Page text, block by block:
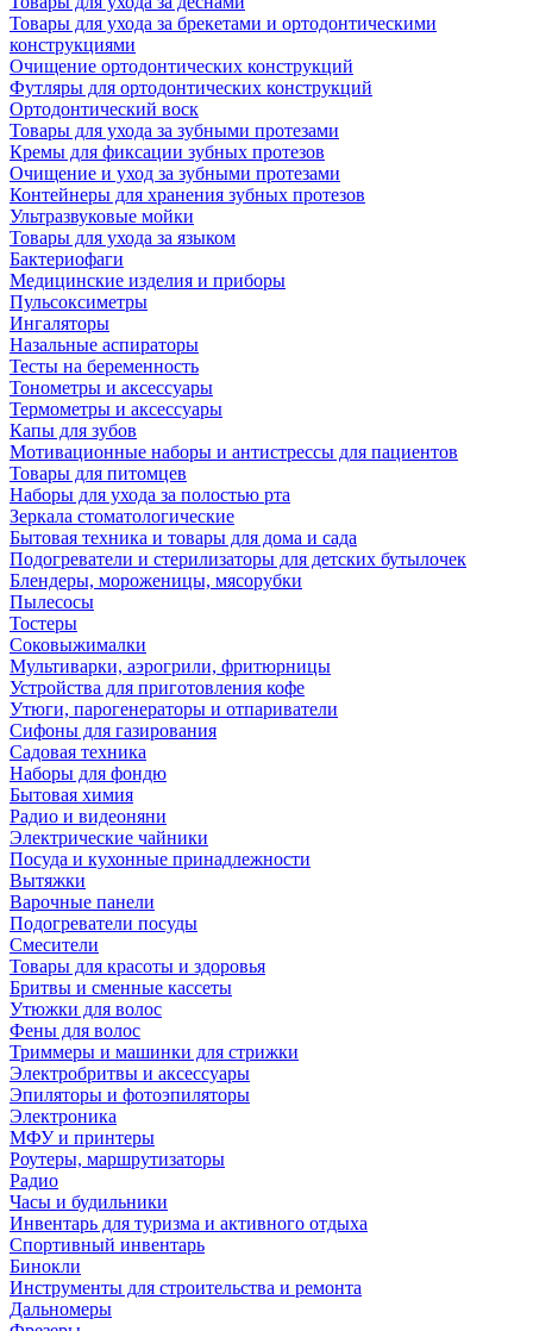
Товары для ухода за брекетами и ортодонтическими
конструкциями
Очищение ортодонтических конструкций
Футляры для ортодонтических конструкций
Ортодонтический воск
Товары для ухода за зубными протезами
Кремы для фиксации зубных протезов
Очищение и уход за зубными протезами
Контейнеры для хранения зубных протезов
Ультразвуковые мойки
Товары для ухода за языком
Бактериофаги
Медицинские изделия и приборы
Пульсоксиметры
Ингаляторы
Назальные аспираторы
Тесты на беременность
Тонометры и аксессуары
Термометры и аксессуары
Капы для зубов
Мотивационные наборы и антистрессы для пациентов
Товары для питомцев
Наборы для ухода за полостью рта
Зеркала стоматологические
Бытовая техника и товары для дома и сада
Подогреватели и стерилизаторы для детских бутылочек
Блендеры, мороженицы, мясорубки
Пылесосы
Тостеры
Соковыжималки
Мультиварки, аэрогрили, фритюрницы
Устройства для приготовления кофе
Утюги, парогенераторы и отпариватели
Сифоны для газирования
Садовая техника
Наборы для фондю
Бытовая химия
Радио и видеоняни
Электрические чайники
Посуда и кухонные принадлежности
Вытяжки
Варочные панели
Подогреватели посуды
Смесители
Товары для красоты и здоровья
Бритвы и сменные кассеты
Утюжки для волос
Фены для волос
Триммеры и машинки для стрижки
Электробритвы и аксессуары
Эпиляторы и фотоэпиляторы
Электроника
МФУ и принтеры
Роутеры, маршрутизаторы
Радио
Часы и будильники
Инвентарь для туризма и активного отдыха
Спортивный инвентарь
Бинокли
Инструменты для строительства и ремонта
Дальномеры